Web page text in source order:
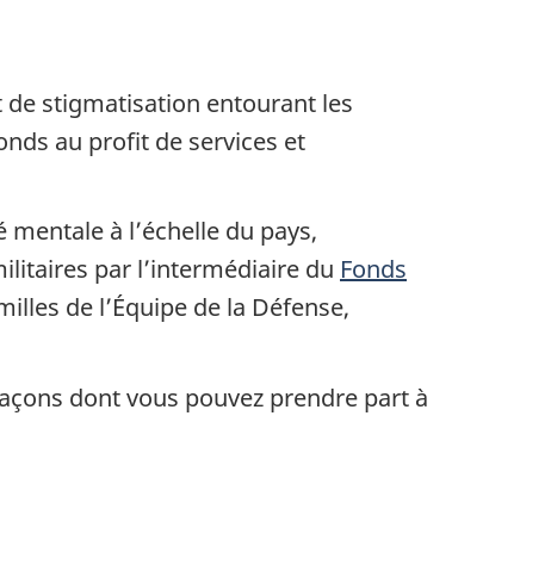
de stigmatisation entourant les
au profit de services et
à l’échelle du pays,
par l’intermédiaire du Fonds
de l’Équipe de la Défense,
dont vous pouvez prendre part à